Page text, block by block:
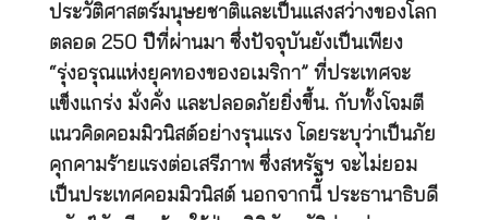
ประวัติศาสตร์มนุษยชาติและเป็นแสงสว่างของโลก
ตลอด 250 ปีที่ผ่านมา ซึ่งปัจจุบันยังเป็นเพียง
“รุ่งอรุณแห่งยุคทองของอเมริกา” ที่ประเทศจะ
แข็งแกร่ง มั่งคั่ง และปลอดภัยยิ่งขึ้น. กับทั้งโจมตี
แนวคิดคอมมิวนิสต์อย่างรุนแรง โดยระบุว่าเป็นภัย
คุกคามร้ายแรงต่อเสรีภาพ ซึ่งสหรัฐฯ จะไม่ยอม
เป็นประเทศคอมมิวนิสต์ นอกจากนี้ ประธานาธิบดี